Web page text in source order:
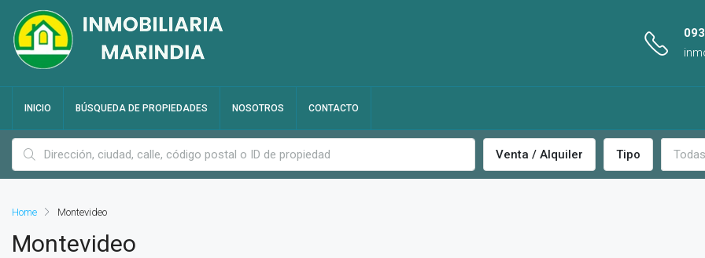
INICIO BÚSQUEDA DE PROPIEDADES NOSOTROS CONTACTO
Venta / Alquiler Tipo
Home Montevideo
Montevideo